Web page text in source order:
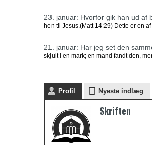
23. januar: Hvorfor gik han ud af
hen til Jesus.(Matt 14:29) Dette er en
21. januar: Har jeg set den
skjult i en mark; en mand fandt den,
Profil Nyeste indlæg
Skriften